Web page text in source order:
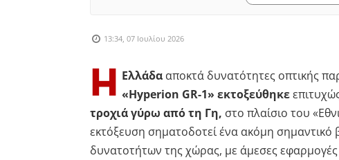
13:34, 07 Ιουλίου 2026
Η Ελλάδα αποκτά δυνατότητες οπτικής
«Hyperion GR-1» εκτοξεύθηκε
τροχιά γύρω από τη Γη, στο πλαίσιο του
εκτόξευση σηματοδοτεί ένα ακόμη σημαντικό
δυνατοτήτων της χώρας, με άμεσες